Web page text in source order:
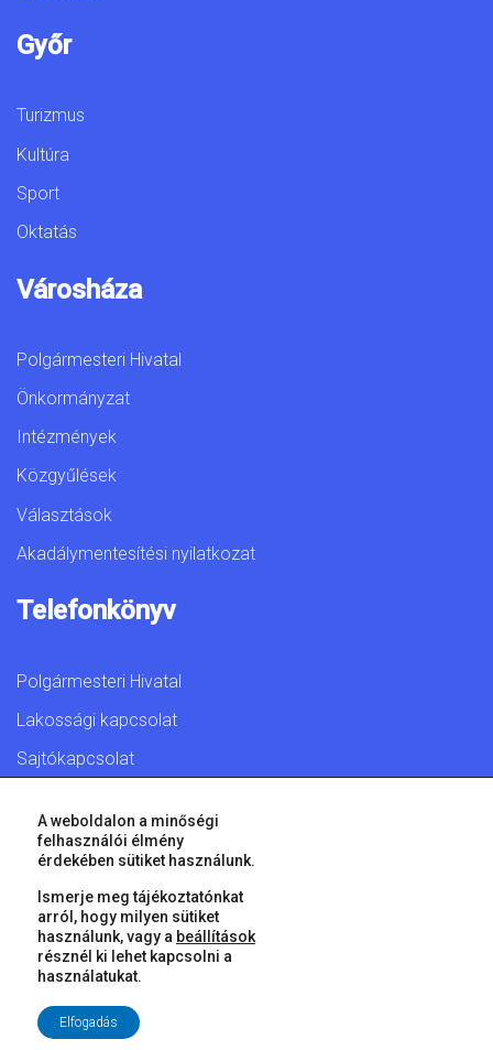
Győr
Turizmus
Kultúra
Sport
Oktatás
Városháza
Polgármesteri Hivatal
Önkormányzat
Intézmények
Közgyűlések
Választások
Akadálymentesítési nyilatkozat
Telefonkönyv
Polgármesteri Hivatal
Lakossági kapcsolat
Sajtókapcsolat
© 2026 Győr Megyei Jogú Város • Minden jog fenntartva!
A weboldalon a minőségi
felhasználói élmény
érdekében sütiket használunk.
Ismerje meg tájékoztatónkat
arról, hogy milyen sütiket
használunk, vagy a beállítások
résznél ki lehet kapcsolni a
használatukat.
Elfogadás